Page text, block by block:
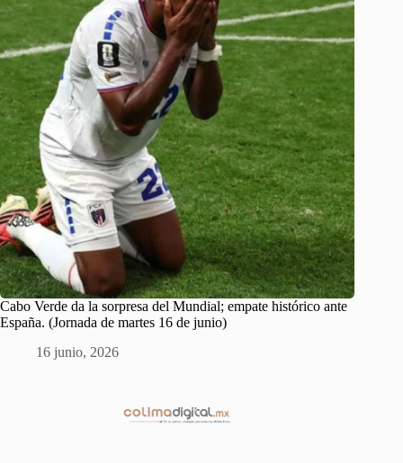
Cabo Verde da la sorpresa del Mundial; empate histórico ante
España. (Jornada de martes 16 de junio)
16 junio, 2026